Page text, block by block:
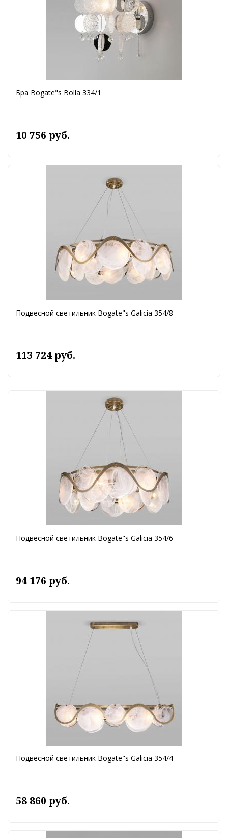
Бра Bogate"s Bolla 334/1
10 756 руб.
Подвесной светильник Bogate"s Galicia 354/8
113 724 руб.
Подвесной светильник Bogate"s Galicia 354/6
94 176 руб.
Подвесной светильник Bogate"s Galicia 354/4
58 860 руб.